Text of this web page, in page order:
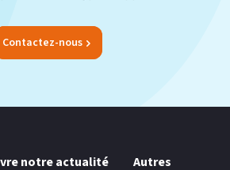
Contactez-nous
notre actualité Autres